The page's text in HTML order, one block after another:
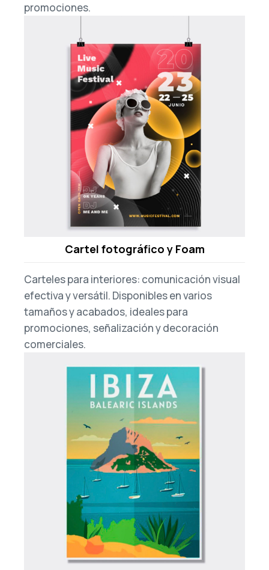
promociones.
Cartel fotográfico y Foam
Carteles para interiores: comunicación visual
efectiva y versátil. Disponibles en varios
tamaños y acabados, ideales para
promociones, señalización y decoración
comerciales.